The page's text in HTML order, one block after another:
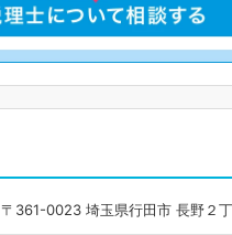
〒361-0023 埼玉県行田市 長野２